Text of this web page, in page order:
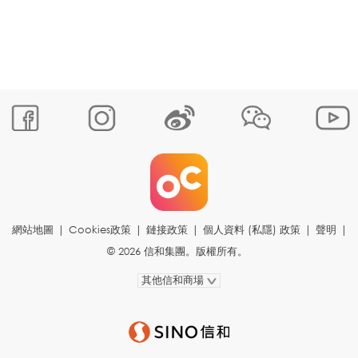
網站地圖 | Cookies政策 | 鏈接政策 | 個人資料 (私隱) 政策 | 聲明 |
© 2026 信和集團。版權所有。
其他信和商場